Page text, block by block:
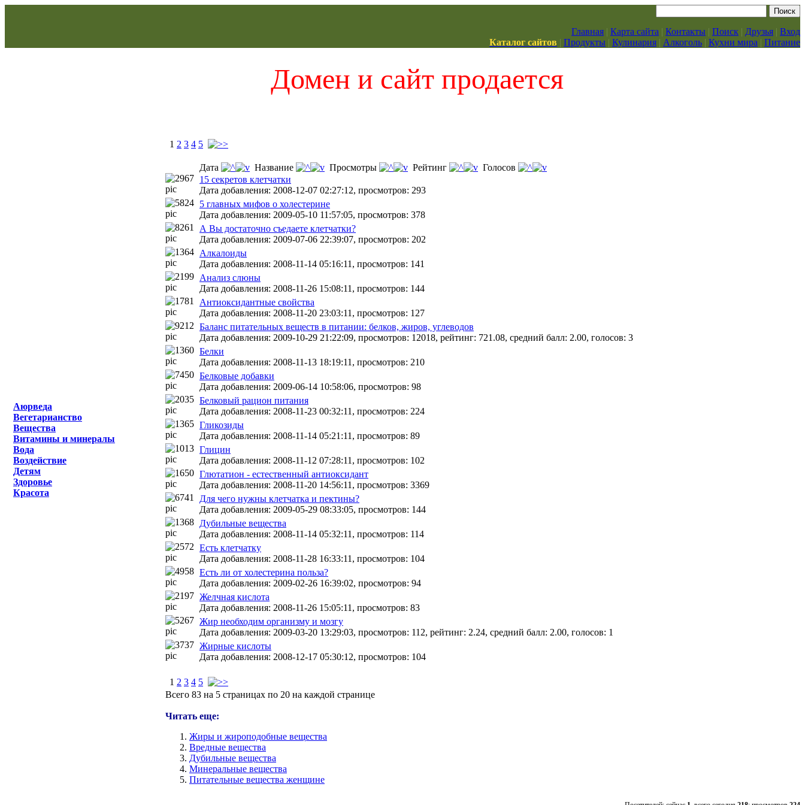
Главная | Карта сайта | Контакты | Поиск | Друзья | Вход
Каталог сайтов | Продукты | Кулинария | Алкоголь | Кухни мира | Питание
Домен и сайт продается
Аюрведа
Вегетарианство
Вещества
Витамины и минералы
Вода
Воздействие
Детям
Здоровье
Красота
1 2 3 4 5
Дата Название Просмотры Рейтинг
Голосов
15 секретов клетчатки
Дата добавления: 2008-12-07 02:27:12, просмотров: 293
5 главных мифов о холестерине
Дата добавления: 2009-05-10 11:57:05, просмотров: 378
А Вы достаточно съедаете клетчатки?
Дата добавления: 2009-07-06 22:39:07, просмотров: 202
Алкалоиды
Дата добавления: 2008-11-14 05:16:11, просмотров: 141
Анализ слюны
Дата добавления: 2008-11-26 15:08:11, просмотров: 144
Антиоксидантные свойства
Дата добавления: 2008-11-20 23:03:11, просмотров: 127
Баланс питательных веществ в питании: белков, жиров, углеводов
Дата добавления: 2009-10-29 21:22:09, просмотров: 12018, рейтинг: 721.08, средний балл: 2.00, голосов: 3
Белки
Дата добавления: 2008-11-13 18:19:11, просмотров: 210
Белковые добавки
Дата добавления: 2009-06-14 10:58:06, просмотров: 98
Белковый рацион питания
Дата добавления: 2008-11-23 00:32:11, просмотров: 224
Гликозиды
Дата добавления: 2008-11-14 05:21:11, просмотров: 89
Глицин
Дата добавления: 2008-11-12 07:28:11, просмотров: 102
Глютатион - естественный антиоксидант
Дата добавления: 2008-11-20 14:56:11, просмотров: 3369
Для чего нужны клетчатка и пектины?
Дата добавления: 2009-05-29 08:33:05, просмотров: 144
Дубильные вещества
Дата добавления: 2008-11-14 05:32:11, просмотров: 114
Есть клетчатку
Дата добавления: 2008-11-28 16:33:11, просмотров: 104
Есть ли от холестерина польза?
Дата добавления: 2009-02-26 16:39:02, просмотров: 94
Желчная кислота
Дата добавления: 2008-11-26 15:05:11, просмотров: 83
Жир необходим организму и мозгу
Дата добавления: 2009-03-20 13:29:03, просмотров: 112, рейтинг: 2.24, средний балл: 2.00, голосов: 1
Жирные кислоты
Дата добавления: 2008-12-17 05:30:12, просмотров: 104
1 2 3 4 5
Всего 83 на 5 страницах по 20 на каждой странице
Читать еще:
Жиры и жироподобные вещества
Вредные вещества
Дубильные вещества
Минеральные вещества
Питательные вещества женщине